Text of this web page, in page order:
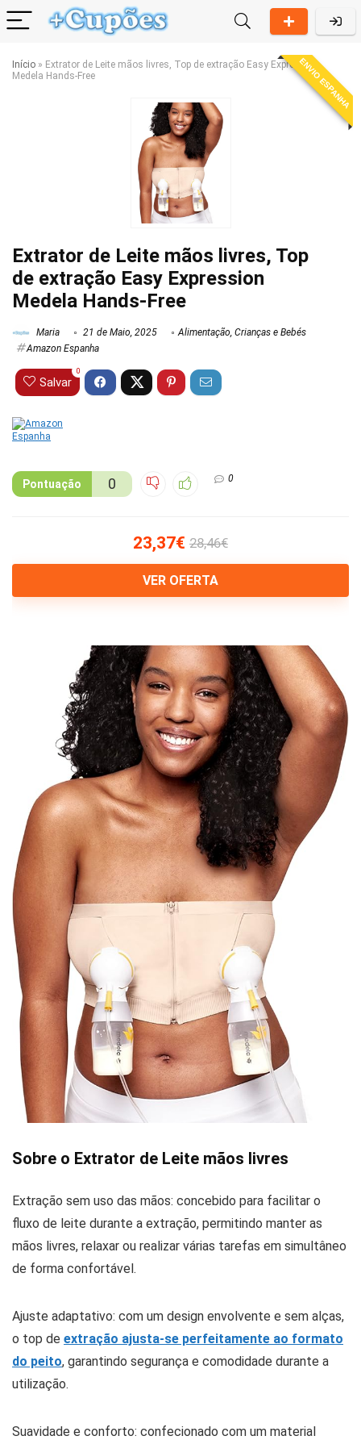
Início » Extrator de Leite mãos livres, Top de extração Easy Expression
Medela Hands-Free
ENVIO ESPANHA
Extrator de Leite mãos livres, Top
de extração Easy Expression
Medela Hands-Free
Maria 21 de Maio, 2025 Alimentação, Crianças e Bebés
Amazon Espanha
Salvar
0
Pontuação 0 0
23,37€ 28,46€
VER OFERTA
Sobre o Extrator de Leite mãos livres
Extração sem uso das mãos: concebido para facilitar o
fluxo de leite durante a extração, permitindo manter as
mãos livres, relaxar ou realizar várias tarefas em simultâneo
de forma confortável.
Ajuste adaptativo: com um design envolvente e sem alças,
o top de extração ajusta-se perfeitamente ao formato
do peito, garantindo segurança e comodidade durante a
utilização.
Suavidade e conforto: confecionado com um material